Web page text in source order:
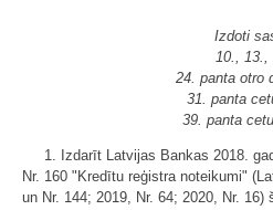
Izdoti
10., 13.,
24. panta otro
31. panta
39. panta
1. Izdarīt Latvijas Bankas 2018.
Nr. 160 "Kredītu reģistra noteikumi"
un Nr. 144; 2019, Nr. 64; 2020, Nr. 16)